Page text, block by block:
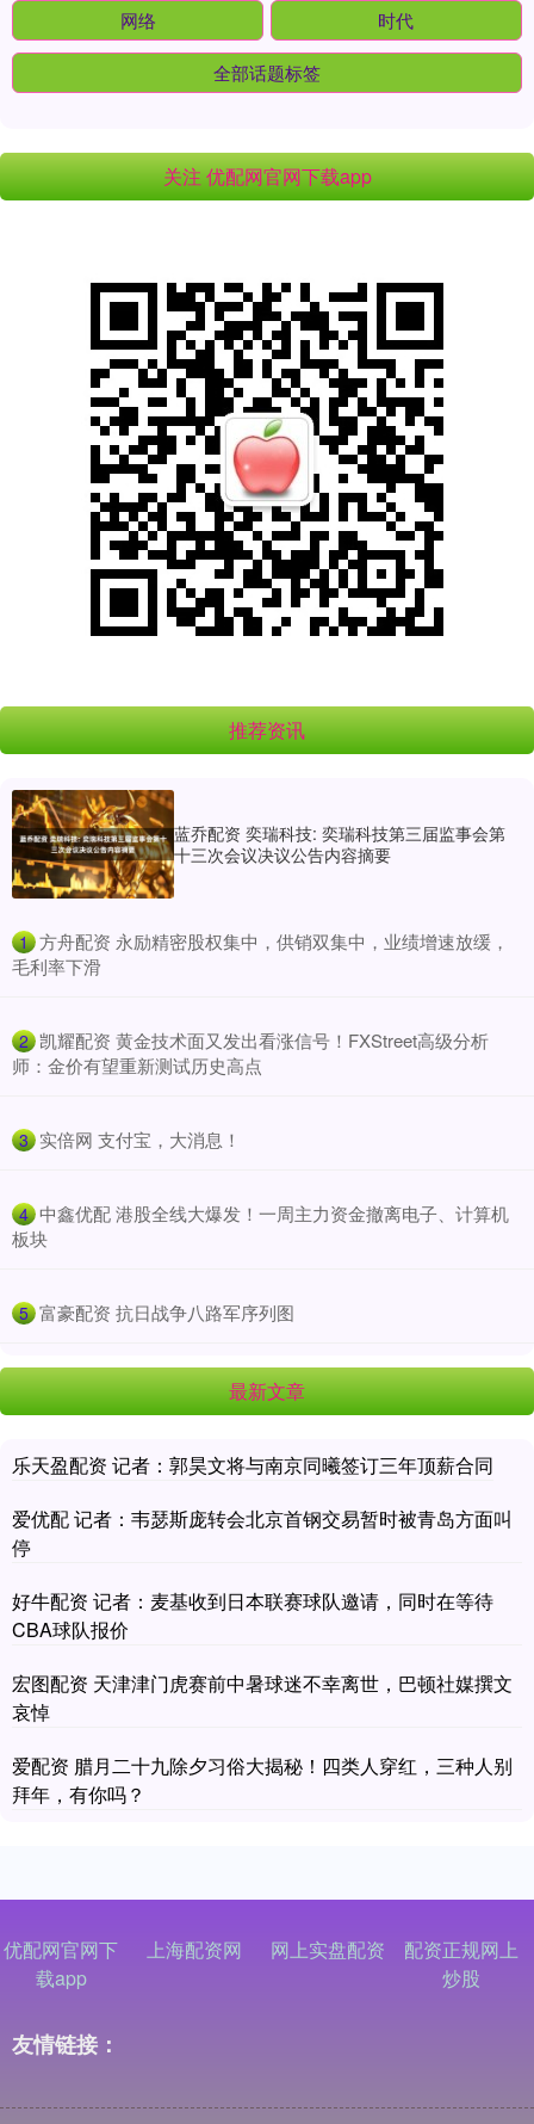
网络 时代
全部话题标签
关注 优配网官网下载app
推荐资讯
蓝乔配资 奕瑞科技: 奕瑞科技第三届监事会第
十三次会议决议公告内容摘要
1 ​方舟配资 永励精密股权集中，供销双集中，业绩增速放缓，
毛利率下滑
2 ​凯耀配资 黄金技术面又发出看涨信号！FXStreet高级分析
师：金价有望重新测试历史高点
3 ​实倍网 支付宝，大消息！
4 ​中鑫优配 港股全线大爆发！一周主力资金撤离电子、计算机
板块
5 ​富豪配资 抗日战争八路军序列图
最新文章
乐天盈配资 记者：郭昊文将与南京同曦签订三年顶薪合同
爱优配 记者：韦瑟斯庞转会北京首钢交易暂时被青岛方面叫
停
好牛配资 记者：麦基收到日本联赛球队邀请，同时在等待
CBA球队报价
宏图配资 天津津门虎赛前中暑球迷不幸离世，巴顿社媒撰文
哀悼
爱配资 腊月二十九除夕习俗大揭秘！四类人穿红，三种人别
拜年，有你吗？
优配网官网下
载app
上海配资网 网上实盘配资
配资正规网上
炒股
友情链接：